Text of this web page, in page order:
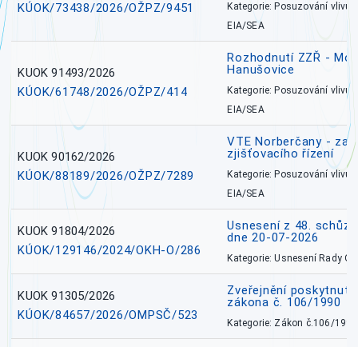
KÚOK/73438/2026/OŽPZ/9451
Kategorie: Posuzování vlivů
EIA/SEA
KUOK 91493/2026
KÚOK/61748/2026/OŽPZ/414
Rozhodnutí ZZŘ -
Hanušovice
Kategorie: Posuzování vlivů
EIA/SEA
KUOK 90162/2026
KÚOK/88189/2026/OŽPZ/7289
VTE Norberčany -
zjišťovacího řízení
Kategorie: Posuzování vlivů
EIA/SEA
KUOK 91804/2026
KÚOK/129146/2024/OKH-O/286
Usnesení z 48.
dne 20-07-2026
Kategorie: Usnesení Rady
KUOK 91305/2026
KÚOK/84657/2026/OMPSČ/523
Zveřejnění poskytnutí
zákona č. 106/1990
Kategorie: Zákon č.106/1999